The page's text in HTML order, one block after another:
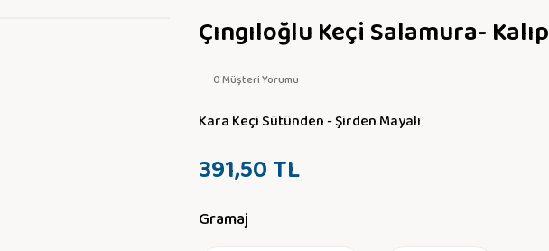
Çıngıloğlu Keçi Salamura- Kalıp
0 Müşteri Yorumu
Kara Keçi Sütünden - Şirden Mayalı
391,50 TL
Gramaj